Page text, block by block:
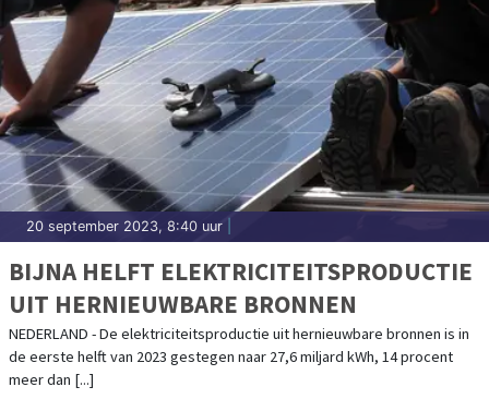
20 september 2023, 8:40 uur
BIJNA HELFT ELEKTRICITEITSPRODUCTIE
UIT HERNIEUWBARE BRONNEN
NEDERLAND - De elektriciteitsproductie uit hernieuwbare bronnen is in
de eerste helft van 2023 gestegen naar 27,6 miljard kWh, 14 procent
meer dan [...]